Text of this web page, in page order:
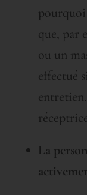
pourquoi
que, par
ou un
effectué
La